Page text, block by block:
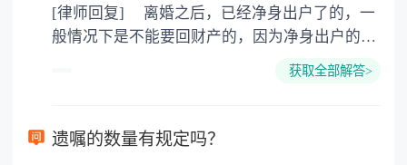
四德，相对还有女权主义，对女权的保护。例
如：女性在怀孕和哺乳期所在单位的裁员受保
护，对女权尊重才能体现他们的绅士风度，西方
选择婚姻。 3.为孩子搭建的平台，因为将来孩子
[律师回复] 离婚之后，已经净身出户了的，一
般情况下是不能要回财产的，因为净身出户的一
方已经放弃了分割财产的权利，此时的财产已经
户，是因为受到了对方的欺诈或者胁迫等等，那
获取全部解答>
遗嘱的数量有规定吗？